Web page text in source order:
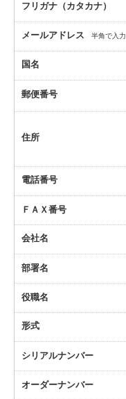
フリガナ（カタカナ）
メールアドレス 半角で入力
国名
郵便番号
住所
電話番号
ＦＡＸ番号
会社名
部署名
役職名
形式
シリアルナンバー
オーダーナンバー